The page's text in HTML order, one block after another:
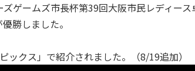
ゲームズ市長杯第39回大阪市民レディー
勝しました。
ックス」で紹介されました。（8/19追加）